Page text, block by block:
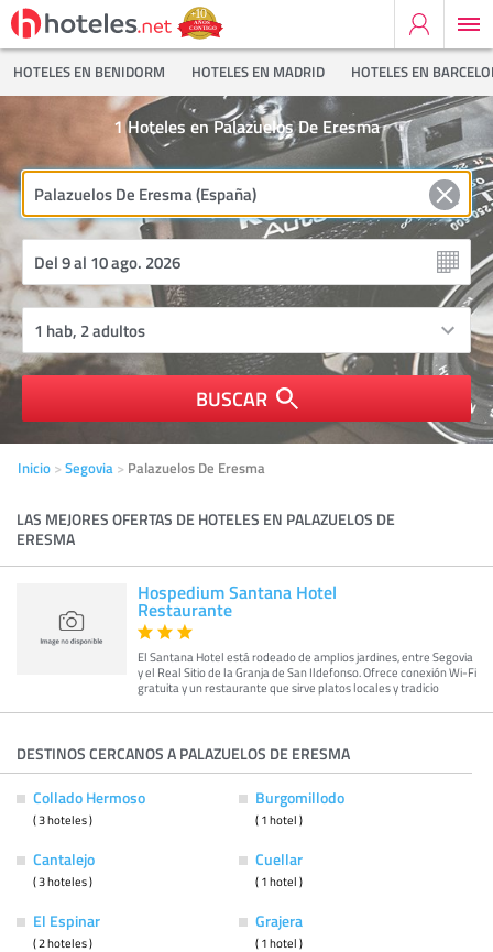
HOTELES EN BENIDORM HOTELES EN MADRID HOTELES EN
Hoteles en Palazuelos De Eresma
1
BUSCAR
Inicio Segovia Palazuelos De Eresma
LAS MEJORES OFERTAS DE HOTELES EN PALAZUELOS DE
ERESMA
Hospedium Santana Hotel
Restaurante
El Santana Hotel está rodeado de amplios jardines, entre Segovia
y el Real Sitio de la Granja de San Ildefonso. Ofrece conexión Wi-Fi
gratuita y un restaurante que sirve platos locales y tradicio
DESTINOS CERCANOS A PALAZUELOS DE ERESMA
Collado Hermoso
( 3 hoteles )
Burgomillodo
( 1 hotel )
Cantalejo
( 3 hoteles )
Cuellar
( 1 hotel )
El Espinar
( 2 hoteles )
Grajera
( 1 hotel )